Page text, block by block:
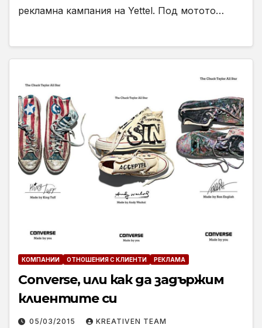
рекламна кампания на Yettel. Под мотото…
КОМПАНИИ ОТНОШЕНИЯ С КЛИЕНТИ РЕКЛАМА
Converse, или как да задържим
клиентите си
05/03/2015 KREATIVEN TEAM